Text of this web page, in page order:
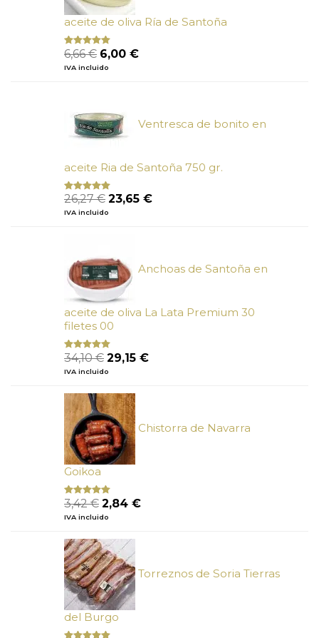
aceite de oliva Ría de Santoña
Valorado
con
de 5
6,66€ El
precio
6,00 €El
IVA incluido
Ventresca de bonito en
aceite Ria de Santoña 750 gr.
Valorado
con
5
26,27€ El
precio
23,65 €El
IVA incluido
Anchoas de Santoña en
aceite de oliva La Lata Premium 30
filetes 00
Valorado
con
de 5
34,10€ El
precio
era:
34,10 €.
29,15 €El
IVA incluido
Chistorra de Navarra
Goikoa
Valorado
con
de 5
3,42€ El
precio
era:
3,42 €.
2,84 €El
IVA incluido
Torreznos de Soria Tierras
del Burgo